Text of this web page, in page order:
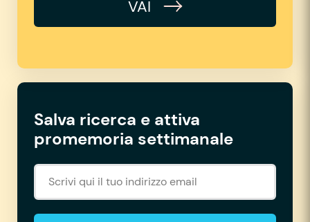
VAI
Salva ricerca e attiva
promemoria settimanale